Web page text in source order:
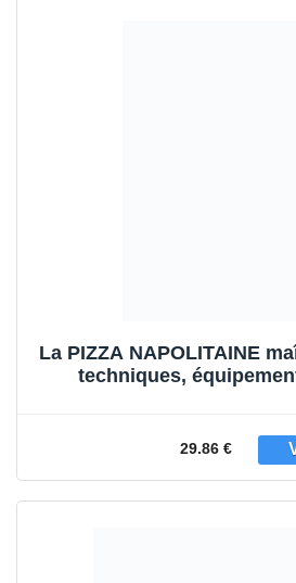
La PIZZA NAPOLITAINE
techniques,
29.86 €